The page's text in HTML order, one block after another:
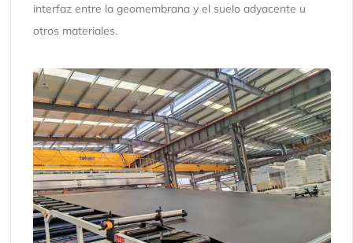
interfaz entre la geomembrana y el suelo adyacente u
otros materiales.